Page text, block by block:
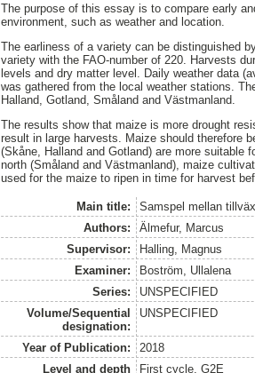
The purpose of this essay is to compare early
environment, such as weather and location.
The earliness of a variety can be distinguished
variety with the FAO-number of 220. Harvests
levels and dry matter level. Daily weather data
was gathered from the local weather stations.
Halland, Gotland, Småland and Västmanland.
The results show that maize is more drought
result in large harvests. Maize should therefore
(Skåne, Halland and Gotland) are more suitable
north (Småland and Västmanland), maize
used for the maize to ripen in time for harvest
Main title:
Samspel mellan
Authors:
Älmefur, Marcus
Supervisor:
Halling, Magnus
Examiner:
Boström, Ullalena
Series:
UNSPECIFIED
Volume/Sequential
designation:
UNSPECIFIED
Year of Publication:
2018
Level and depth
First cycle, G2E